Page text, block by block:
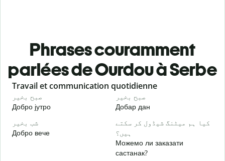
Phrases couramment
parlées de Ourdou à Serbe
Slide 1 of 6
Travail et communication quotidienne
صبح بخیر
Добро јутро
صبح بخیر
Добар дан
شب بخیر
Добро вече
کیا ہم میٹنگ شیڈول کر سکتے
ہیں؟
Можемо ли заказати
састанак?